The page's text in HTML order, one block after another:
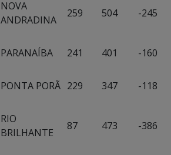
NOVA
ANDRADINA
259 504 -245
PARANAÍBA 241 401 -160
PONTA PORÃ 229 347 -118
RIO
BRILHANTE
87 473 -386